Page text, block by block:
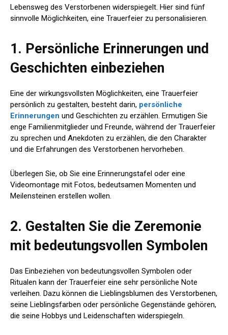
Lebensweg des Verstorbenen widerspiegelt. Hier sind fünf
sinnvolle Möglichkeiten, eine Trauerfeier zu personalisieren.
1. Persönliche Erinnerungen und
Geschichten einbeziehen
Eine der wirkungsvollsten Möglichkeiten, eine Trauerfeier
persönlich zu gestalten, besteht darin, persönliche
Erinnerungen und Geschichten zu erzählen. Ermutigen Sie
enge Familienmitglieder und Freunde, während der Trauerfeier
zu sprechen und Anekdoten zu erzählen, die den Charakter
und die Erfahrungen des Verstorbenen hervorheben.
Überlegen Sie, ob Sie eine Erinnerungstafel oder eine
Videomontage mit Fotos, bedeutsamen Momenten und
Meilensteinen erstellen wollen.
2. Gestalten Sie die Zeremonie
mit bedeutungsvollen Symbolen
Das Einbeziehen von bedeutungsvollen Symbolen oder
Ritualen kann der Trauerfeier eine sehr persönliche Note
verleihen. Dazu können die Lieblingsblumen des Verstorbenen,
seine Lieblingsfarben oder persönliche Gegenstände gehören,
die seine Hobbys und Leidenschaften widerspiegeln.